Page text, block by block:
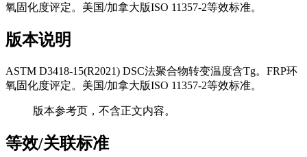
氧固化度评定。美国/加拿大版ISO 11357-2等效标准。
版本说明
ASTM D3418-15(R2021) DSC法聚合物转变温度含Tg。FRP环
氧固化度评定。美国/加拿大版ISO 11357-2等效标准。
版本参考页，不含正文内容。
等效/关联标准